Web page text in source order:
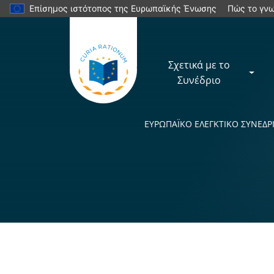
Επίσημος ιστότοπος της Ευρωπαϊκής Ένωσης Πώς το
Σχετικά με το
Συνέδριο
ΕΥΡΩΠΑÏKΟ ΕΛΕΓΚΤΙΚΟ